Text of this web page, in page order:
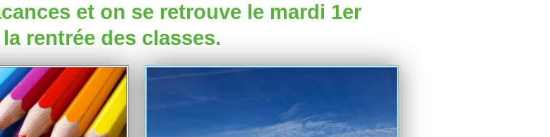
et on se retrouve le mardi 1er
rentrée des classes.